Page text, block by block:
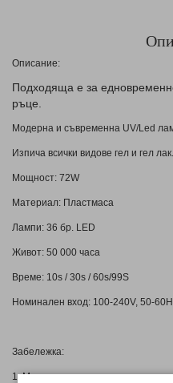
Описание:
Подходяща е за
ръце.
Модерна и съвременна UV/Led
Изпича всички видове гел и гел лак.
Мощност: 72W
Материал: Пластмаса
Лампи: 36 бр. LED
Живот: 50 000 часа
Време: 10s / 30s / 60s/99S
Номинален вход: 100-240V, 50-
Забележка:
1. Моля, прочетете внимателно